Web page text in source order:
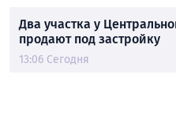
Два участка у
продают под застройку
13:06 Сегодня